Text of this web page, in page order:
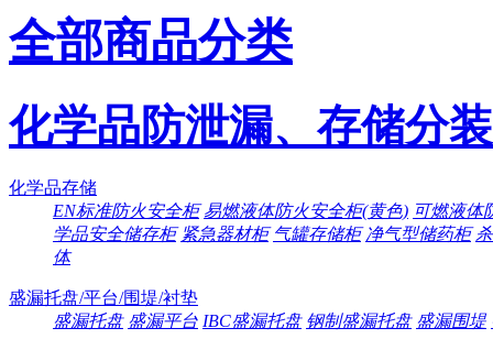
全部商品分类
化学品防泄漏、存储分装
化学品存储
EN标准防火安全柜 易燃液体防火安全柜(黄色) 可燃液体
学品安全储存柜 紧急器材柜 气罐存储柜 净气型储药柜
体
盛漏托盘/平台/围堤/衬垫
盛漏托盘 盛漏平台 IBC盛漏托盘 钢制盛漏托盘 盛漏围堤